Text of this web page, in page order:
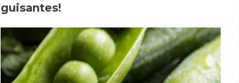
guisantes!